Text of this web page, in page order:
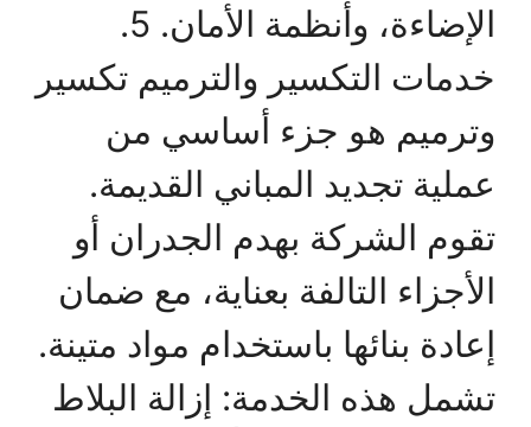
الإضاءة، وأنظمة الأمان. 5.
خدمات التكسير والترميم تكسير
وترميم هو جزء أساسي من
عملية تجديد المباني القديمة.
تقوم الشركة بهدم الجدران أو
الأجزاء التالفة بعناية، مع ضمان
إعادة بنائها باستخدام مواد متينة.
تشمل هذه الخدمة: إزالة البلاط